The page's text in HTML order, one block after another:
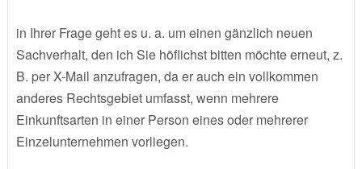
in Ihrer Frage geht es u. a. um einen gänzlich neuen
Sachverhalt, den ich Sie höflichst bitten möchte erneut, z.
B. per X-Mail anzufragen, da er auch ein vollkommen
anderes Rechtsgebiet umfasst, wenn mehrere
Einkunftsarten in einer Person eines oder mehrerer
Einzelunternehmen vorliegen.